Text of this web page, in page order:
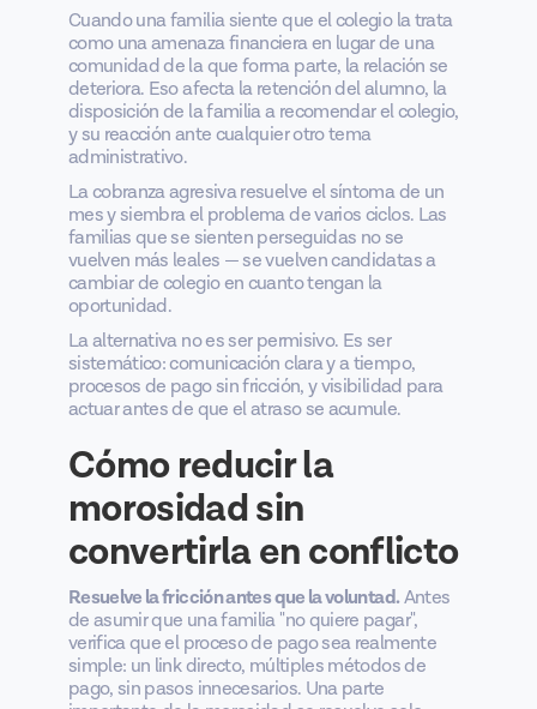
Cuando una familia siente que el colegio la trata
como una amenaza financiera en lugar de una
comunidad de la que forma parte, la relación se
deteriora. Eso afecta la retención del alumno, la
disposición de la familia a recomendar el colegio,
y su reacción ante cualquier otro tema
administrativo.
La cobranza agresiva resuelve el síntoma de un
mes y siembra el problema de varios ciclos. Las
familias que se sienten perseguidas no se
vuelven más leales — se vuelven candidatas a
cambiar de colegio en cuanto tengan la
oportunidad.
La alternativa no es ser permisivo. Es ser
sistemático: comunicación clara y a tiempo,
procesos de pago sin fricción, y visibilidad para
actuar antes de que el atraso se acumule.
Cómo reducir la
morosidad sin
convertirla en conflicto
Resuelve la fricción antes que la voluntad.Antes
de asumir que una familia "no quiere pagar",
verifica que el proceso de pago sea realmente
simple: un link directo, múltiples métodos de
pago, sin pasos innecesarios. Una parte